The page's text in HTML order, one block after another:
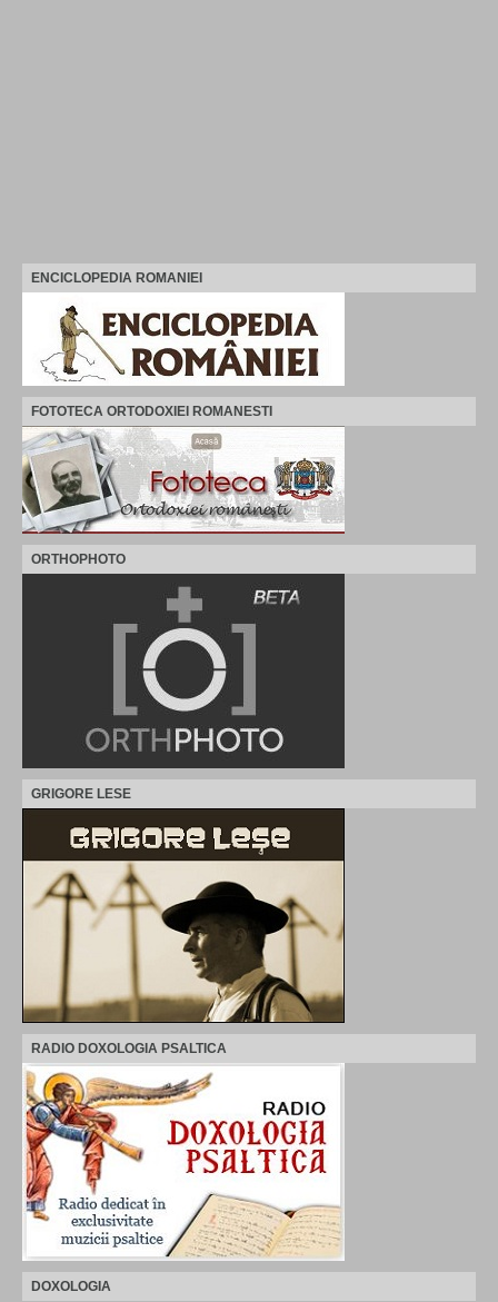
ENCICLOPEDIA ROMANIEI
FOTOTECA ORTODOXIEI ROMANESTI
ORTHOPHOTO
GRIGORE LESE
RADIO DOXOLOGIA PSALTICA
DOXOLOGIA